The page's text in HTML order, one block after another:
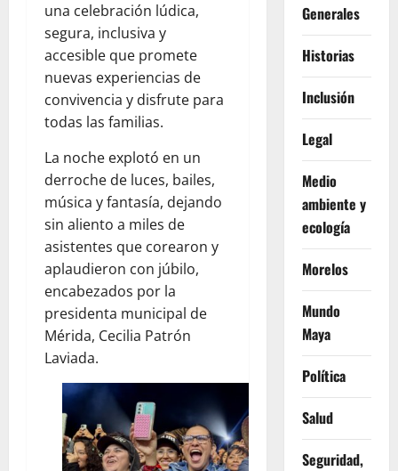
una celebración lúdica,
segura, inclusiva y
accesible que promete
nuevas experiencias de
convivencia y disfrute para
todas las familias.
La noche explotó en un
derroche de luces, bailes,
música y fantasía, dejando
sin aliento a miles de
asistentes que corearon y
aplaudieron con júbilo,
encabezados por la
presidenta municipal de
Mérida, Cecilia Patrón
Laviada.
Generales
Historias
Inclusión
Legal
Medio
ambiente y
ecología
Morelos
Mundo
Maya
Política
Salud
Seguridad,